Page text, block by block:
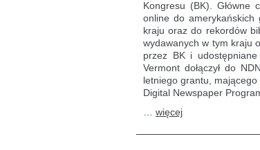
Kongresu (BK). Główne
online do amerykańskich
kraju oraz do rekordów
wydawanych w tym kraju
przez BK i
Vermont dołączył do
letniego grantu,
Digital Newspaper
więcej